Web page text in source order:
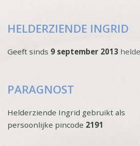
HELDERZIENDE INGRID
Geeft sinds 9 september 2013
PARAGNOST
Helderziende Ingrid gebruikt als
persoonlijke pincode 2191